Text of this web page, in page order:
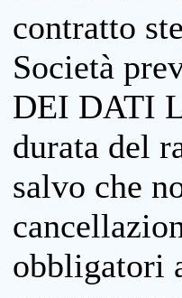
contratto
Società
DEI DATI
durata del
salvo che
obbligatori